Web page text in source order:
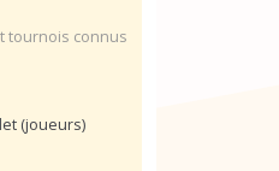
tournois connus
(joueurs)